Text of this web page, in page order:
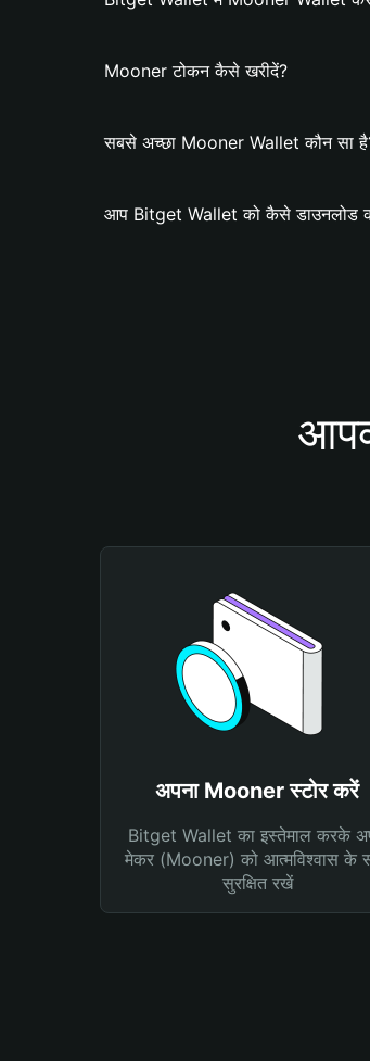
Mooner टोकन कैसे खरीदें?
सबसे अच्छा Mooner Wallet कौन सा
आप Bitget Wallet को कैसे डाउनलोड
अपना Mooner स्टोर करें
Bitget Wallet का इस्तेमाल करके
मेकर (Mooner) को आत्मविश्वास के
सुरक्षित रखें